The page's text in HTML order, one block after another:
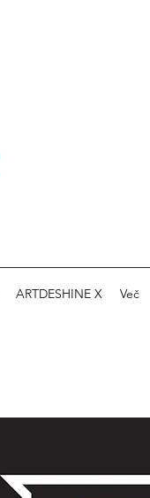
ARTDESHINE X Več